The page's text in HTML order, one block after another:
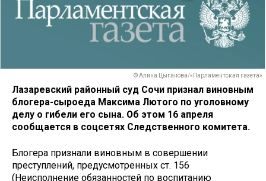
© Алина Цыганова/«Парламентская газета»
Лазаревский районный суд Сочи признал виновным
блогера-сыроеда Максима Лютого по уголовному
делу о гибели его сына. Об этом 16 апреля
сообщается в соцсетях Следственного комитета.
Блогера признали виновным в совершении
преступлений, предусмотренных ст. 156
(Неисполнение обязанностей по воспитанию